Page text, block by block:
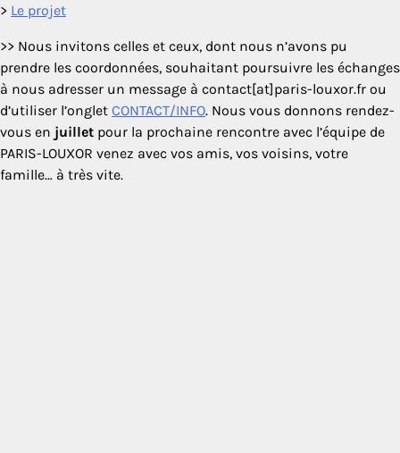
> Le projet
>> Nous invitons celles et ceux, dont nous n’avons pu
prendre les coordonnées, souhaitant poursuivre les échanges
à nous adresser un message à contact[at]paris-louxor.fr ou
d’utiliser l’onglet CONTACT/INFO. Nous vous donnons rendez-
vous en juillet pour la prochaine rencontre avec l’équipe de
PARIS-LOUXOR venez avec vos amis, vos voisins, votre
famille… à très vite.